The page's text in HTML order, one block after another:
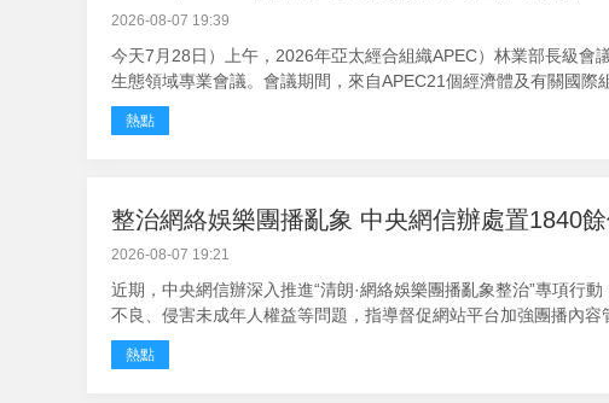
2026-08-07 19:39
今天7月28日）上午，2026年亞太經合組織APEC）林業部長級
生態領域專業會議。會議期間，來自APEC21個經濟體及有關國際
熱點
整治網絡娛樂團播亂象 中央網信辦處置1840
2026-08-07 19:21
近期，中央網信辦深入推進“清朗·網絡娛樂團播亂象整治”專項行
不良、侵害未成年人權益等問題，指導督促網站平台加強團播內容
熱點